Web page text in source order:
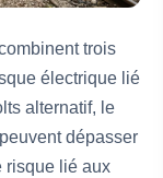
trois
électrique lié
alternatif, le
dépasser
risque lié aux